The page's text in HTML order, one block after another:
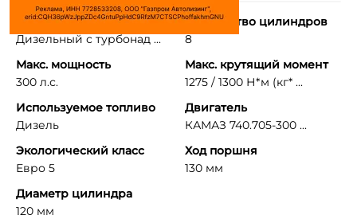
Тип двигателя
Дизельный с турбонад ...
Количество цилиндров
8
Макс. мощность
300 л.с.
Макс. крутящий момент
1275 / 1300 Н*м (кг* ...
Используемое топливо
Дизель
Двигатель
КАМАЗ 740.705-300 ...
Экологический класс
Евро 5
Ход поршня
130 мм
Диаметр цилиндра
120 мм